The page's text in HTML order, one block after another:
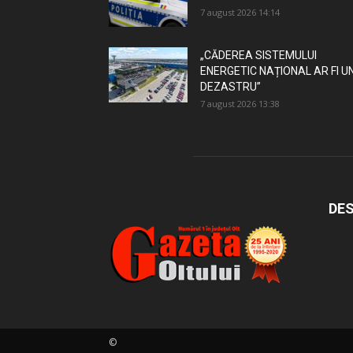
7 august 2026 14:14
„CĂDEREA SISTEMULUI
ENERGETIC NAȚIONAL AR FI
DEZASTRU”
7 august 2026 13:38
©